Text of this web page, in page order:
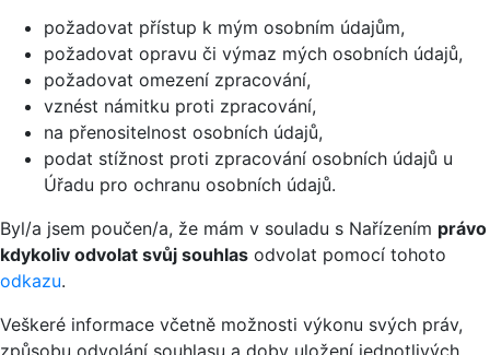
požadovat přístup k mým osobním údajům,
požadovat opravu či výmaz mých osobních údajů,
požadovat omezení zpracování,
vznést námitku proti zpracování,
na přenositelnost osobních údajů,
podat stížnost proti zpracování osobních údajů u
Úřadu pro ochranu osobních údajů.
Byl/a jsem poučen/a, že mám v souladu s Nařízením právo
kdykoliv odvolat svůj souhlas odvolat pomocí tohoto
odkazu.
Veškeré informace včetně možnosti výkonu svých práv,